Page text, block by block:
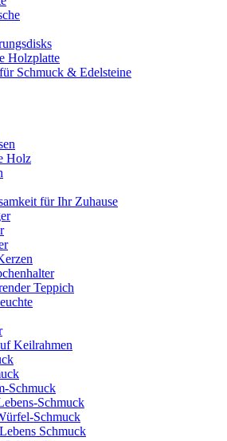
Holzplatte
Schmuck & Edelsteine
Holz
für Ihr Zuhause
Teppich
Keilrahmen
Schmuck
Schmuck
Schmuck
Schmuck